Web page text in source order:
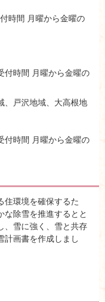
時間 月曜から金曜の
時間 月曜から金曜の
、戸沢地域、大高根地
時間 月曜から金曜の
住環境を確保するた
な除雪を推進するとと
、雪に強く、雪と共存
計画書を作成しまし